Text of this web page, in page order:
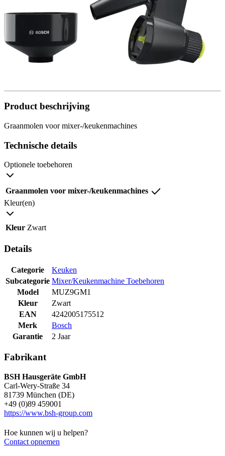
Product beschrijving
Graanmolen voor mixer-/keukenmachines
Technische details
Optionele toebehoren
Graanmolen voor mixer-/keukenmachines
Kleur(en)
Kleur Zwart
Details
Categorie
Keuken
Subcategorie Mixer/Keukenmachine Toebehoren
Model
MUZ9GM1
Kleur
Zwart
EAN
4242005175512
Merk
Bosch
Garantie
2 Jaar
Fabrikant
BSH Hausgeräte GmbH
Carl-Wery-Straße 34
81739 München (DE)
+49 (0)89 459001
https://www.bsh-group.com
Hoe kunnen wij u helpen?
Contact opnemen